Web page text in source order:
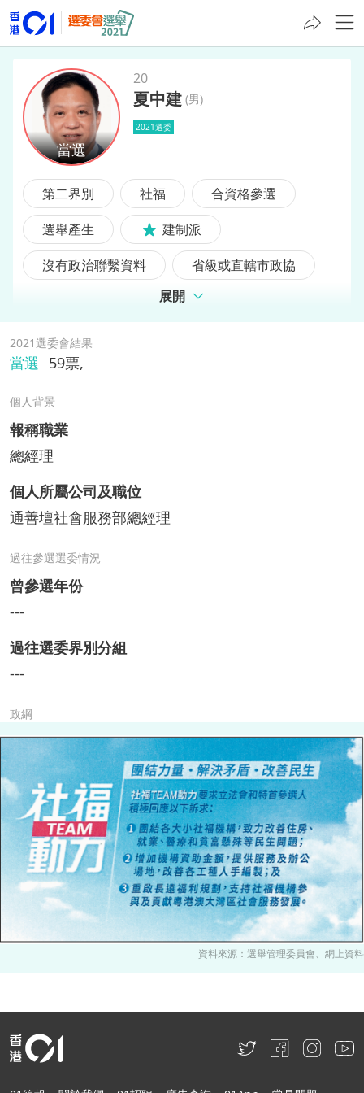
夏中建
20
夏中建 (男)
2021選委
第二界別 社福
合資格參選
選舉產生
建制派
沒有政治聯繫資料
省級或直轄市政協
展開
2021選委會結果
當選 59票,
個人背景
報稱職業
總經理
個人所屬公司及職位
通善壇社會服務部總經理
過往參選選委情況
曾參選年份
---
過往選委界別分組
---
政綱
資料來源：選舉管理委員會、網上資料